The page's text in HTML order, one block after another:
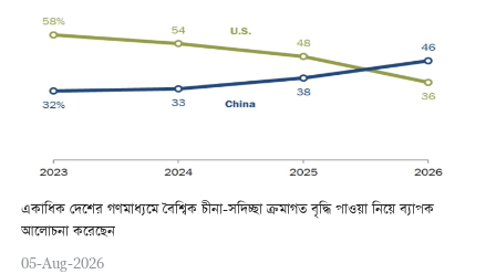
একাধিক দেশের গণমাধ্যমে বৈশ্বিক চীনা-সদিচ্ছা ক্রমাগত বৃদ্ধি পাওয়া নিয়ে ব্যাপক
আলোচনা করেছেন
05-Aug-2026